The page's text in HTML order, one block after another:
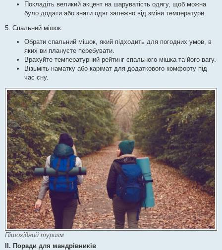
Покладіть великий акцент на шаруватість одягу, щоб можна
було додати або зняти одяг залежно від зміни температури.
5. Спальний мішок:
Обрати спальний мішок, який підходить для погодних умов, в
яких ви плануєте перебувати.
Врахуйте температурний рейтинг спального мішка та його вагу.
Візьміть наматку або карімат для додаткового комфорту під
час сну.
Пішохідний туризм
II. Поради для мандрівників